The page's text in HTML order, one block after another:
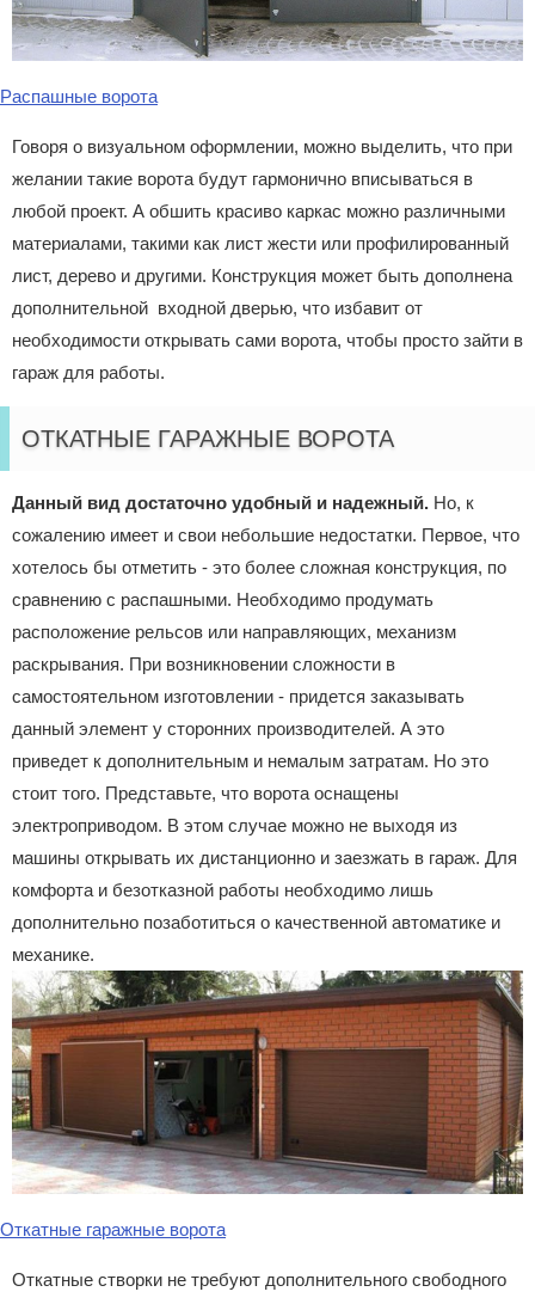
Распашные ворота
Говоря о визуальном оформлении, можно выделить, что при
желании такие ворота будут гармонично вписываться в
любой проект. А обшить красиво каркас можно различными
материалами, такими как лист жести или профилированный
лист, дерево и другими. Конструкция может быть дополнена
дополнительной входной дверью, что избавит от
необходимости открывать сами ворота, чтобы просто зайти в
гараж для работы.
ОТКАТНЫЕ ГАРАЖНЫЕ ВОРОТА
Данный вид достаточно удобный и надежный. Но, к
сожалению имеет и свои небольшие недостатки. Первое, что
хотелось бы отметить - это более сложная конструкция, по
сравнению с распашными. Необходимо продумать
расположение рельсов или направляющих, механизм
раскрывания. При возникновении сложности в
самостоятельном изготовлении - придется заказывать
данный элемент у сторонних производителей. А это
приведет к дополнительным и немалым затратам. Но это
стоит того. Представьте, что ворота оснащены
электроприводом. В этом случае можно не выходя из
машины открывать их дистанционно и заезжать в гараж. Для
комфорта и безотказной работы необходимо лишь
дополнительно позаботиться о качественной автоматике и
механике.
Откатные гаражные ворота
Откатные створки не требуют дополнительного свободного